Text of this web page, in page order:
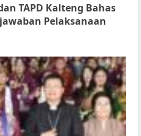
TAPD Kalteng Bahas
Pelaksanaan